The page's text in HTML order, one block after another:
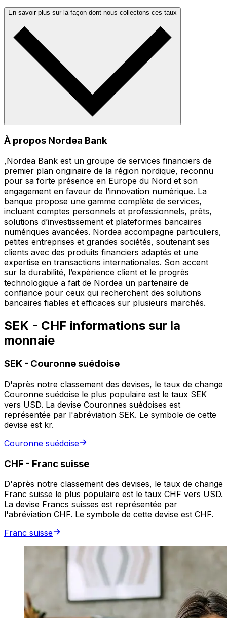
En savoir plus sur la façon dont nous collectons ces taux
À propos Nordea Bank
,Nordea Bank est un groupe de services financiers de
premier plan originaire de la région nordique, reconnu
pour sa forte présence en Europe du Nord et son
engagement en faveur de l’innovation numérique. La
banque propose une gamme complète de services,
incluant comptes personnels et professionnels, prêts,
solutions d’investissement et plateformes bancaires
numériques avancées. Nordea accompagne particuliers,
petites entreprises et grandes sociétés, soutenant ses
clients avec des produits financiers adaptés et une
expertise en transactions internationales. Son accent
sur la durabilité, l’expérience client et le progrès
technologique a fait de Nordea un partenaire de
confiance pour ceux qui recherchent des solutions
bancaires fiables et efficaces sur plusieurs marchés.
SEK - CHF informations sur la
monnaie
SEK - Couronne suédoise
D'après notre classement des devises, le taux de change
Couronne suédoise le plus populaire est le taux SEK
vers USD. La devise Couronnes suédoises est
représentée par l'abréviation SEK. Le symbole de cette
devise est kr.
Couronne suédoise
CHF - Franc suisse
D'après notre classement des devises, le taux de change
Franc suisse le plus populaire est le taux CHF vers USD.
La devise Francs suisses est représentée par
l'abréviation CHF. Le symbole de cette devise est CHF.
Franc suisse